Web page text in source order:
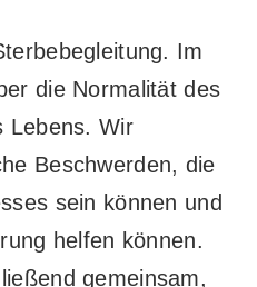
Im
die Normalität des
Lebens. Wir
Beschwerden, die
sein können und
helfen können.
gemeinsam,